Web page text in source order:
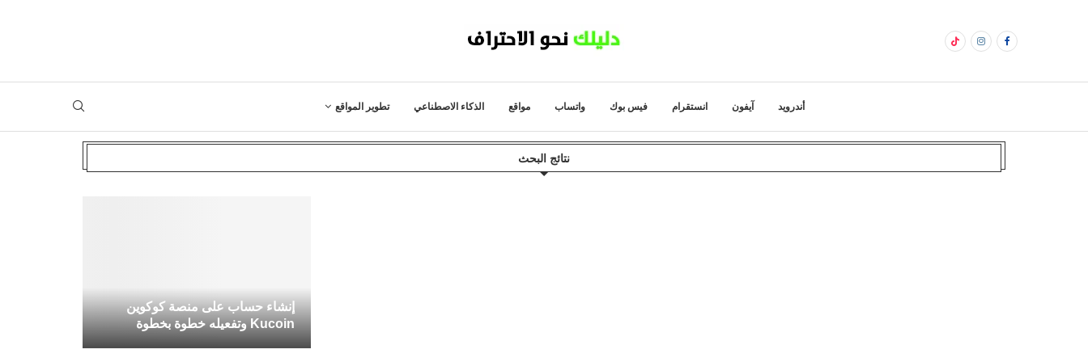
أندرويد آيفون انستقرام فيس بوك واتساب مواقع الذكاء الاصطناعي تطوير المواقع
نتائج البحث
إنشاء حساب على منصة كوكوين
Kucoin وتفعيله خطوة بخطوة